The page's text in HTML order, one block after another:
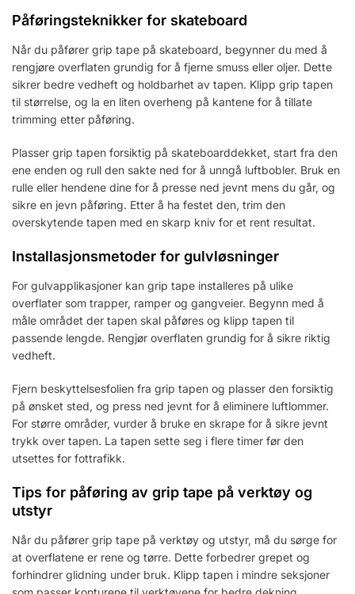
Påføringsteknikker for skateboard
Når du påfører grip tape på skateboard, begynner du med å
rengjøre overflaten grundig for å fjerne smuss eller oljer. Dette
sikrer bedre vedheft og holdbarhet av tapen. Klipp grip tapen
til størrelse, og la en liten overheng på kantene for å tillate
trimming etter påføring.
Plasser grip tapen forsiktig på skateboarddekket, start fra den
ene enden og rull den sakte ned for å unngå luftbobler. Bruk en
rulle eller hendene dine for å presse ned jevnt mens du går, og
sikre en jevn påføring. Etter å ha festet den, trim den
overskytende tapen med en skarp kniv for et rent resultat.
Installasjonsmetoder for gulvløsninger
For gulvapplikasjoner kan grip tape installeres på ulike
overflater som trapper, ramper og gangveier. Begynn med å
måle området der tapen skal påføres og klipp tapen til
passende lengde. Rengjør overflaten grundig for å sikre riktig
vedheft.
Fjern beskyttelsesfolien fra grip tapen og plasser den forsiktig
på ønsket sted, og press ned jevnt for å eliminere luftlommer.
For større områder, vurder å bruke en skrape for å sikre jevnt
trykk over tapen. La tapen sette seg i flere timer før den
utsettes for fottrafikk.
Tips for påføring av grip tape på verktøy og
utstyr
Når du påfører grip tape på verktøy og utstyr, må du sørge for
at overflatene er rene og tørre. Dette forbedrer grepet og
forhindrer glidning under bruk. Klipp tapen i mindre seksjoner